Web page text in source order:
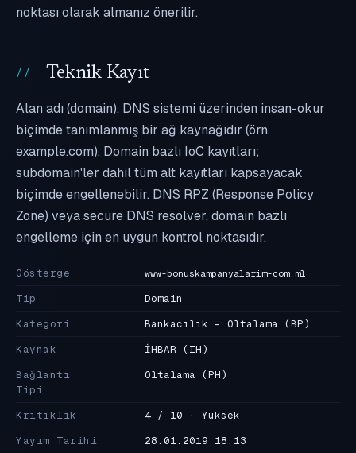
noktası olarak almanız önerilir.
Teknik Kayıt
Alan adı (domain), DNS sistemi üzerinden insan-okur
biçimde tanımlanmış bir ağ kaynağıdır (örn.
example.com). Domain bazlı IoC kayıtları;
subdomain'ler dahil tüm alt kayıtları kapsayacak
biçimde engellenebilir. DNS RPZ (Response Policy
Zone) veya secure DNS resolver, domain bazlı
engelleme için en uygun kontrol noktasıdır.
Gösterge www-bonuskampanyalarim-com.ml
Tip
Domain
Kategori
Bankacılık - Oltalama (BP)
Kaynak
İHBAR (IH)
Bağlantı
Tipi
Oltalama (PH)
Kritiklik
4 / 10 · Yüksek
Yayım Tarihi
28.01.2019 18:13